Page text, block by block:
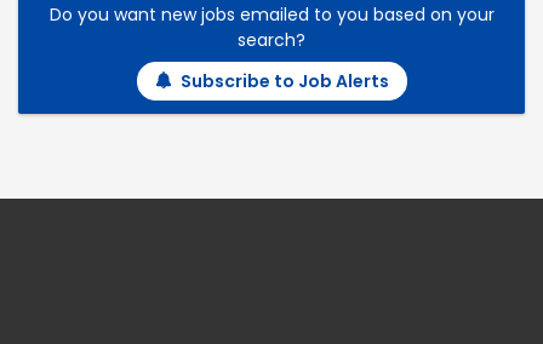
Do you want new jobs emailed to you based on your
search?
Subscribe to Job Alerts